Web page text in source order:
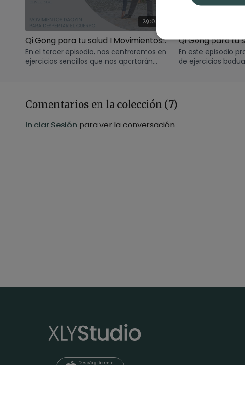
29:04
Qi Gong para tu salud I Movimientos daoyin para despertar el cuerpo
En el tercer episodio, nos centraremos en
ejercicios sencillos que nos aportarán
En este episodio
de ejercicios
Comentarios en la colección (7)
Iniciar Sesión para ver la conversación